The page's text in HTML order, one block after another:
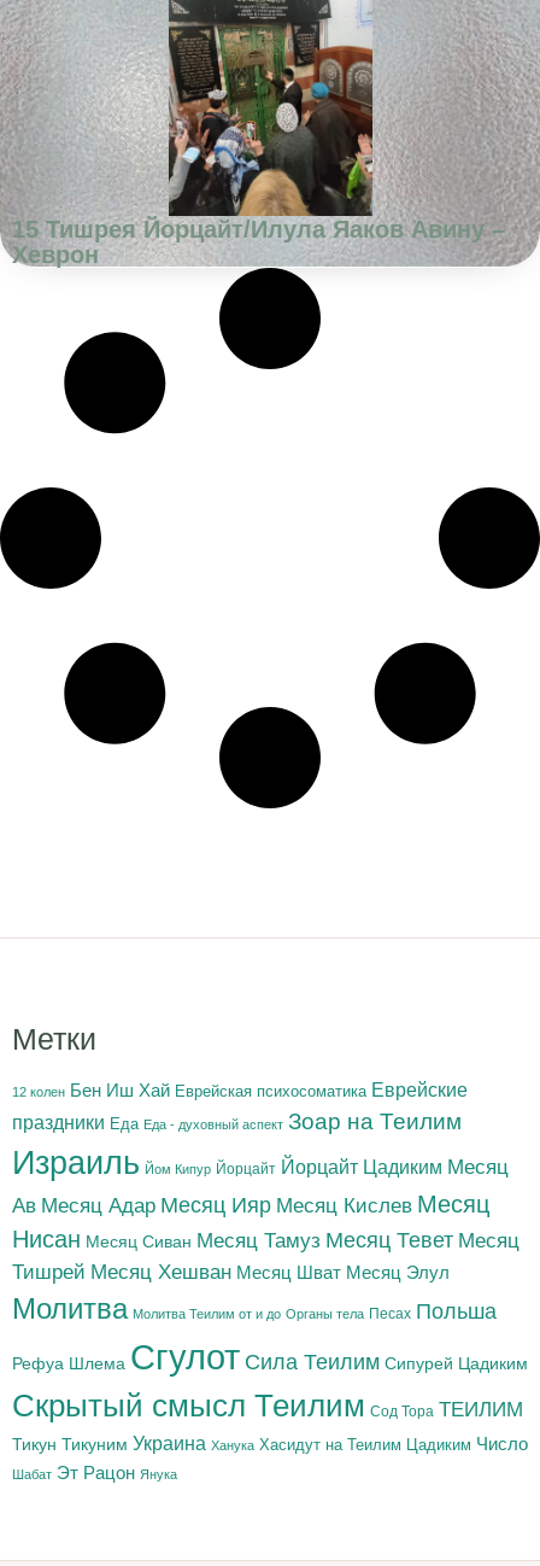
15 Тишрея Йорцайт/Илула Яаков Авину –
Хеврон
Метки
12 колен Бен Иш Хай Еврейская психосоматика Еврейские
праздники Еда Еда - духовный аспект Зоар на Теилим
Израиль Йом Кипур Йорцайт Йорцайт Цадиким Месяц
Ав Месяц Адар Месяц Ияр Месяц Кислев Месяц
Нисан Месяц Сиван Месяц Тамуз Месяц Тевет Месяц
Тишрей Месяц Хешван Месяц Шват Месяц Элул
Молитва Молитва Теилим от и до Органы тела Песах Польша
Рефуа Шлема Сгулот Сила Теилим Сипурей Цадиким
Скрытый смысл Теилим Сод Тора ТЕИЛИМ
Тикун Тикуним Украина Ханука Хасидут на Теилим Цадиким Число
Шабат Эт Рацон Янука